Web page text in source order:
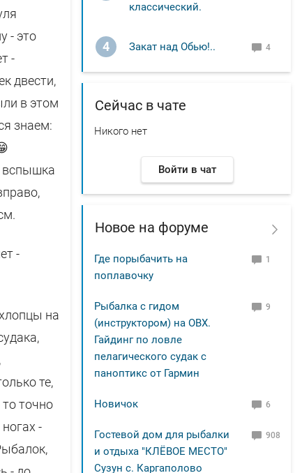
- это
-
двести,
в этом
знаем:
вспышка
-
на
те,
точно
-
классический.
4 Закат над Обью!.. 4
Сейчас в чате
Никого нет
Войти в чат
Новое на форуме
Где порыбачить на
поплавочку
1
Рыбалка с гидом
(инструктором) на ОВХ.
Гайдинг по ловле
пелагического судак с
паноптикс от Гармин
9
Новичок 6
Гостевой дом для рыбалки
и отдыха "КЛЁВОЕ МЕСТО"
Сузун с. Каргаполово
908